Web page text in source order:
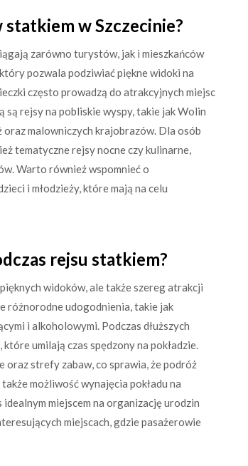
w Szczecinie?
zarówno turystów, jak i mieszkańców
pozwala podziwiać piękne widoki na
często prowadzą do atrakcyjnych miejsc
są rejsy na pobliskie wyspy, takie jak Wolin
malowniczych krajobrazów. Dla osób
tematyczne rejsy nocne czy kulinarne,
Warto również wspomnieć o
i młodzieży, które mają na celu
rejsu statkiem?
widoków, ale także szereg atrakcji
różnorodne udogodnienia, takie jak
i alkoholowymi. Podczas dłuższych
umilają czas spędzony na pokładzie.
oraz strefy zabaw, co sprawia, że podróż
możliwość wynajęcia pokładu na
miejscem na organizację urodzin
miejscach, gdzie pasażerowie